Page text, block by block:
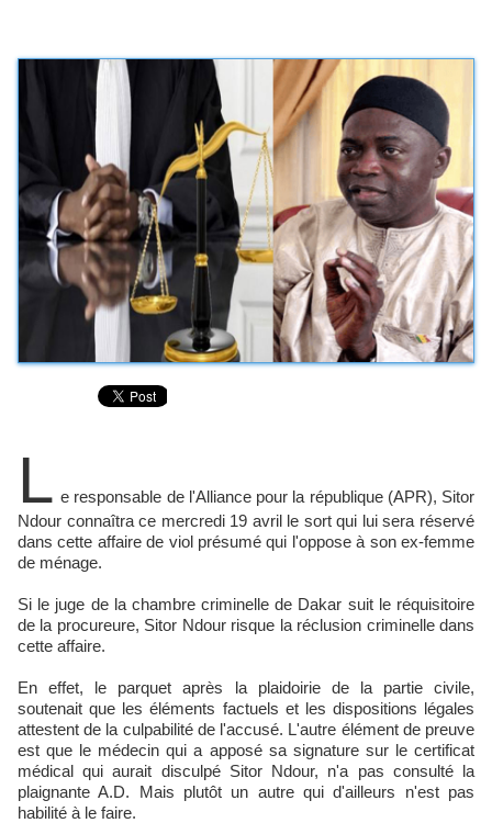
L e responsable de l'Alliance pour la république (APR), Sitor
Ndour connaîtra ce mercredi 19 avril le sort qui lui sera réservé
dans cette affaire de viol présumé qui l'oppose à son ex-femme
de ménage.
Si le juge de la chambre criminelle de Dakar suit le réquisitoire
de la procureure, Sitor Ndour risque la réclusion criminelle dans
cette affaire.
En effet, le parquet après la plaidoirie de la partie civile,
soutenait que les éléments factuels et les dispositions légales
attestent de la culpabilité de l'accusé. L'autre élément de preuve
est que le médecin qui a apposé sa signature sur le certificat
médical qui aurait disculpé Sitor Ndour, n'a pas consulté la
plaignante A.D. Mais plutôt un autre qui d'ailleurs n'est pas
habilité à le faire.